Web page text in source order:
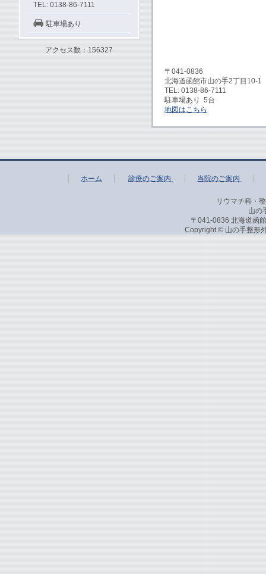
〒041-0836
北海道函館市山の手2丁目10-1
TEL: 0138-86-7111
駐車場あり 5台
地図はこちら
TEL: 0138-86-7111
駐車場あり
アクセス数：156327
ホーム 診療のご案内 当院のご案内
リウマチ科・
山の
〒041-0836 北海道函
Copyright © 山の手整形